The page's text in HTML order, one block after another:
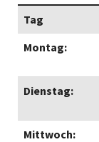
Tag
Montag:
Dienstag:
Mittwoch: